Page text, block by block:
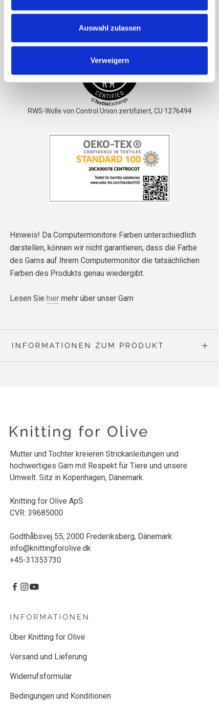
Auswahl zulassen
Verweigern
Das Garn istSTANDARD 100 von OEKO-TEX® zertifiziert
RWS-Wolle von Control Union zertifiziert, CU 1276494
Hinweis! Da Computermonitore Farben unterschiedlich
darstellen, können wir nicht garantieren, dass die Farbe
des Garns auf Ihrem Computermonitor die tatsächlichen
Farben des Produkts genau wiedergibt.
Lesen Sie hier mehr über unser Garn
INFORMATIONEN ZUM PRODUKT
Mutter und Tochter kreieren Strickanleitungen und
hochwertiges Garn mit Respekt für Tiere und unsere
Umwelt. Sitz in Kopenhagen, Dänemark.
Knitting for Olive ApS
CVR: 39685000
Godthåbsvej 55, 2000 Frederiksberg, Dänemark
info@knittingforolive.dk
+45-31353730
INFORMATIONEN
Über Knitting for Olive
Versand und Lieferung
Widerrufsformular
Bedingungen und Konditionen